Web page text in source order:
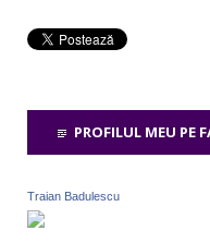
PROFILUL MEU PE
Traian Badulescu